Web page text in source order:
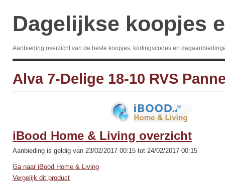
Dagelijkse koopjes
Aanbieding overzicht van de beste koopjes, kortingscodes en
Alva 7-Delige 18-10 RVS
iBood Home & Living overzicht
Aanbieding is geldig van 23/02/2017 00:15 tot 24/02/2017 00:15
Ga naar iBood Home & Living
Vergelijk dit product